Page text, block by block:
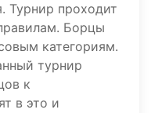
Турнир проходит
Борцы
категориям.
турнир
к
в это и